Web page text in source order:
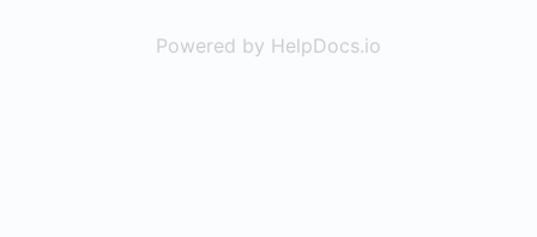
Powered by HelpDocs.io